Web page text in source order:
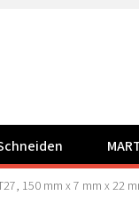
150 mm x 7 mm x 22